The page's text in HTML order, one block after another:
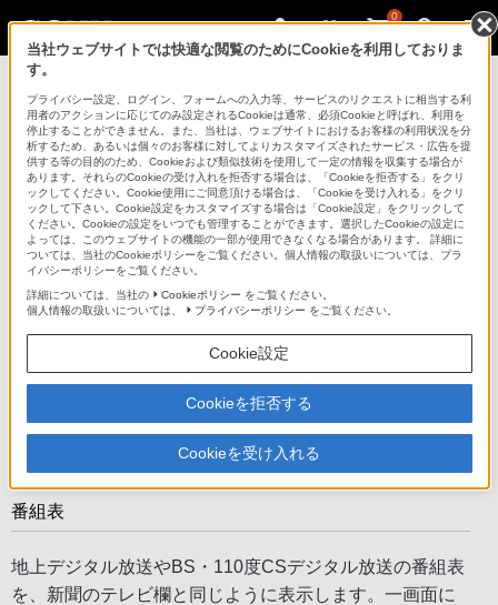
0
KDL-32EX30R
地上・BS・110度CSデジタルハイビジョン液晶テレビ KDL-32EX30R
商品の特長 | 便利な機能
便利に使える機能
番組表
地上デジタル放送やBS・110度CSデジタル放送の番組表
を、新聞のテレビ欄と同じように表示します。一画面に
当社ウェブサイトでは快適な閲覧のためにCookieを利用しておりま
す。
プライバシー設定、ログイン、フォームへの入力等、サービスのリクエストに相当する利
用者のアクションに応じてのみ設定されるCookieは通常、必須Cookieと呼ばれ、利用を
停止することができません。また、当社は、ウェブサイトにおけるお客様の利用状況を分
析するため、あるいは個々のお客様に対してよりカスタマイズされたサービス・広告を提
供する等の目的のため、Cookieおよび類似技術を使用して一定の情報を収集する場合が
あります。それらのCookieの受け入れを拒否する場合は、「Cookieを拒否する」をクリ
ックしてください。Cookie使用にご同意頂ける場合は、「Cookieを受け入れる」をクリ
ックして下さい。Cookie設定をカスタマイズする場合は「Cookie設定」をクリックして
ください。Cookieの設定をいつでも管理することができます。選択したCookieの設定に
よっては、このウェブサイトの機能の一部が使用できなくなる場合があります。 詳細に
ついては、当社のCookieポリシーをご覧ください。個人情報の取扱いについては、プラ
イバシーポリシーをご覧ください。
詳細については、当社の
Cookieポリシー をご覧ください。
個人情報の取扱いについては、
プライバシーポリシー をご覧ください。
Cookie設定
Cookieを拒否する
Cookieを受け入れる